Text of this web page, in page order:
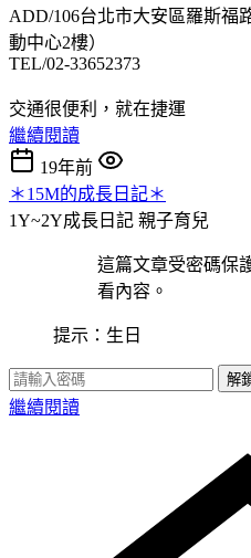
ADD/106台北市大安區羅斯福
動中心2樓）
TEL/02-33652373
交通很便利，就在捷運
繼續閱讀
19年前
＊15M的成長日記＊
1Y~2Y成長日記 親子育兒
這篇文章受密碼保
看內容。
提示：生日
解
繼續閱讀